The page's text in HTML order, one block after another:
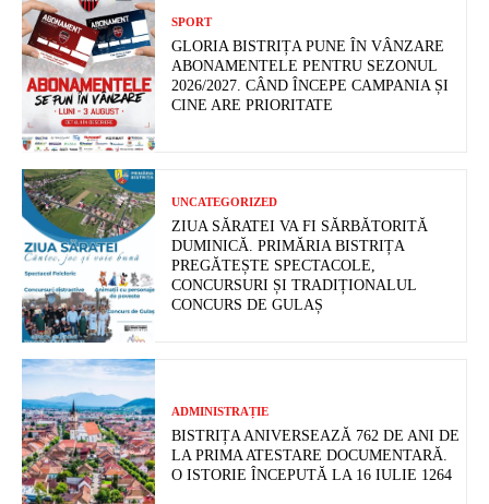
SPORT
GLORIA BISTRIȚA PUNE ÎN VÂNZARE
ABONAMENTELE PENTRU SEZONUL
2026/2027. CÂND ÎNCEPE CAMPANIA ȘI
CINE ARE PRIORITATE
UNCATEGORIZED
ZIUA SĂRATEI VA FI SĂRBĂTORITĂ
DUMINICĂ. PRIMĂRIA BISTRIȚA
PREGĂTEȘTE SPECTACOLE,
CONCURSURI ȘI TRADIȚIONALUL
CONCURS DE GULAȘ
ADMINISTRAȚIE
BISTRIȚA ANIVERSEAZĂ 762 DE ANI DE
LA PRIMA ATESTARE DOCUMENTARĂ.
O ISTORIE ÎNCEPUTĂ LA 16 IULIE 1264